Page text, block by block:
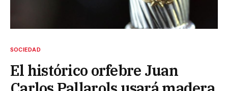
SOCIEDAD
El histórico orfebre Juan